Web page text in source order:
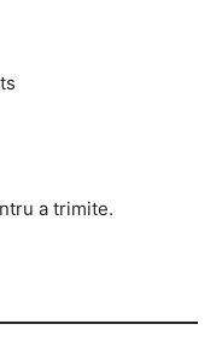
a trimite.